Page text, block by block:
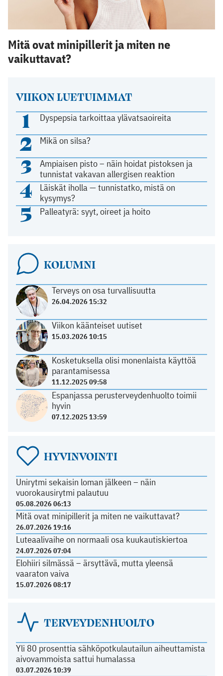
VIIKON LUETUIMMAT
1 Dyspepsia tarkoittaa ylävatsaoireita
2 Mikä on silsa?
3
Ampiaisen pisto – näin hoidat pistoksen ja
tunnistat vakavan allergisen reaktion
4
Läiskät iholla — tunnistatko, mistä on
kysymys?
5 Palleatyrä: syyt, oireet ja hoito
KOLUMNI
Terveys on osa turvallisuutta
26.04.2026 15:32
Viikon käänteiset uutiset
15.03.2026 10:15
Kosketuksella olisi monenlaista käyttöä
parantamisessa
11.12.2025 09:58
Espanjassa perusterveydenhuolto toimii
hyvin
07.12.2025 13:59
HYVINVOINTI
Unirytmi sekaisin loman jälkeen – näin
vuorokausirytmi palautuu
05.08.2026 06:13
Mitä ovat minipillerit ja miten ne vaikuttavat?
26.07.2026 19:16
Luteaalivaihe on normaali osa kuukautiskiertoa
24.07.2026 07:04
Elohiiri silmässä – ärsyttävä, mutta yleensä
vaaraton vaiva
15.07.2026 08:17
TERVEYDENHUOLTO
Yli 80 prosenttia sähköpotkulautailun aiheuttamista
aivovammoista sattui humalassa
03.07.2026 10:39
Mitä ovat minipillerit ja miten ne
vaikuttavat?